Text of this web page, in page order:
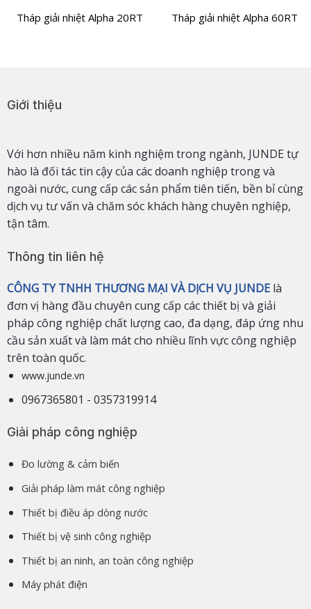
Tháp giải nhiệt Alpha 20RT Tháp giải nhiệt Alpha 60RT
Giới thiệu
Với hơn nhiều năm kinh nghiệm trong ngành, JUNDE tự
hào là đối tác tin cậy của các doanh nghiệp trong và
ngoài nước, cung cấp các sản phẩm tiên tiến, bền bỉ cùng
dịch vụ tư vấn và chăm sóc khách hàng chuyên nghiệp,
tận tâm.
Thông tin liên hệ
CÔNG TY TNHH THƯƠNG MẠI VÀ DỊCH VỤ JUNDElà
đơn vị hàng đầu chuyên cung cấp các thiết bị và giải
pháp công nghiệp chất lượng cao, đa dạng, đáp ứng nhu
cầu sản xuất và làm mát cho nhiều lĩnh vực công nghiệp
trên toàn quốc.
www.junde.vn
0967365801 - 0357319914
Giải pháp công nghiệp
Đo lường & cảm biến
Giải pháp làm mát công nghiệp
Thiết bị điều áp dòng nước
Thiết bị vệ sinh công nghiệp
Thiết bị an ninh, an toàn công nghiệp
Máy phát điện